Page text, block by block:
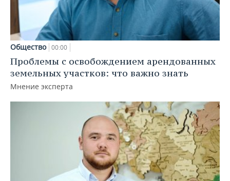
Общество 00:00
Проблемы с освобождением арендованных
земельных участков: что важно знать
Мнение эксперта